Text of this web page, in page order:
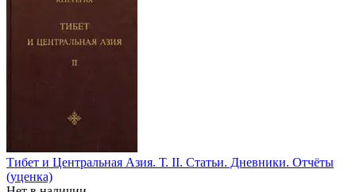
Тибет и Центральная Азия. Т. II. Статьи. Дневники. Отчёты
(уценка)